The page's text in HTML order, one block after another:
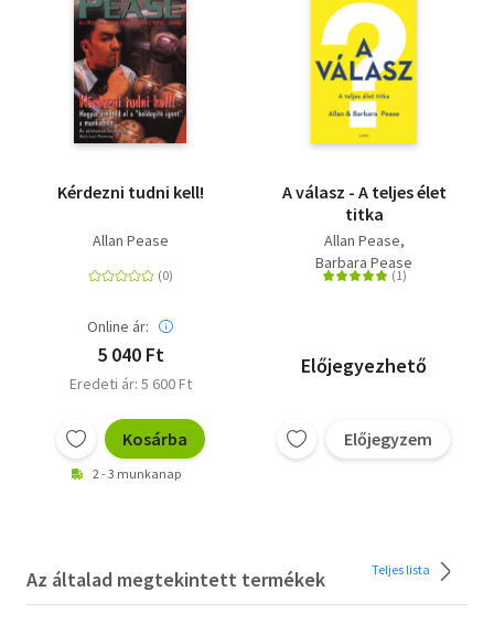
Kérdezni tudni kell!
Allan Pease
Online ár:
5 040 Ft
Eredeti ár: 5 600 Ft
Kosárba
2 - 3 munkanap
A válasz - A teljes élet
titka
Allan Pease
Barbara Pease
Előjegyezhető
Előjegyzem
Az általad megtekintett termékek Teljes lista